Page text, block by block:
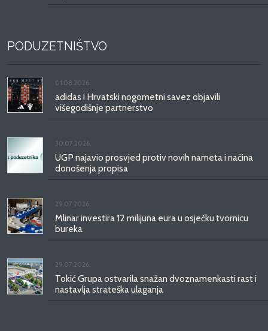
PODUZETNIŠTVO
01.08.2026.
adidas i Hrvatski nogometni savez objavili
višegodišnje partnerstvo
30.07.2026.
UGP najavio prosvjed protiv novih nameta i načina
donošenja propisa
29.07.2026.
Mlinar investira 12 milijuna eura u osječku tvornicu
bureka
29.07.2026.
Tokić Grupa ostvarila snažan dvoznamenkasti rast i
nastavlja strateška ulaganja